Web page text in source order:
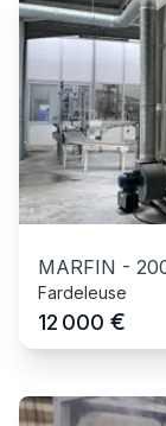
MARFIN -
Fardeleuse
12 000 €